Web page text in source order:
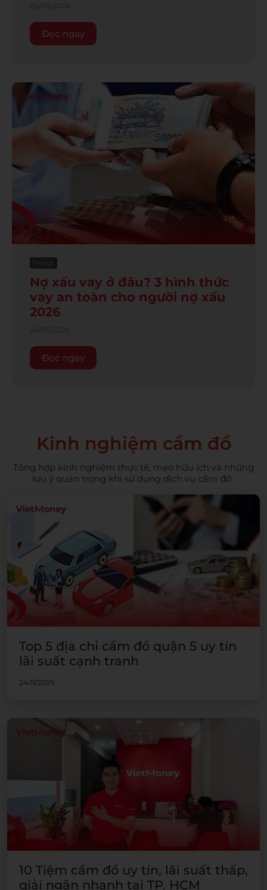
05/08/2026
Đọc ngay
Tin tức
Nợ xấu vay ở đâu? 3 hình thức
vay an toàn cho người nợ xấu
2026
26/05/2026
Đọc ngay
Kinh nghiệm cầm đồ
Tổng hợp kinh nghiệm thực tế, mẹo hữu ích và những
lưu ý quan trọng khi sử dụng dịch vụ cầm đồ.
Top 5 địa chỉ cầm đồ quận 5 uy tín
lãi suất cạnh tranh
24/11/2025
10 Tiệm cầm đồ uy tín, lãi suất thấp,
giải ngân nhanh tại TP. HCM